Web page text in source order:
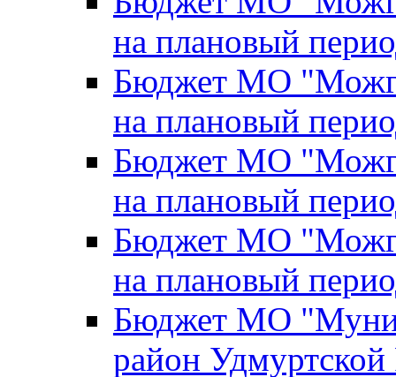
на плановый
Бюджет МО
на плановый
Бюджет МО
на плановый
Бюджет МО
на плановый
Бюджет МО
район